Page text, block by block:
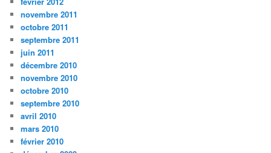
novembre 2011
octobre 2011
septembre 2011
juin 2011
décembre 2010
novembre 2010
octobre 2010
septembre 2010
avril 2010
mars 2010
février 2010